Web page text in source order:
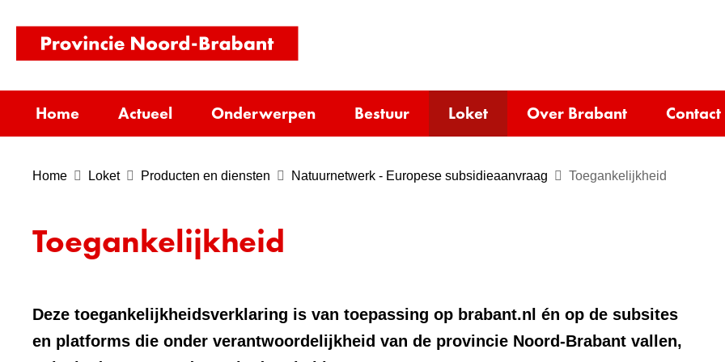
inhoud
homepage)
Home Actueel Onderwerpen Bestuur Loket Over Brabant Contact
Home Loket Producten en diensten Natuurnetwerk - Europese subsidieaanvraag Toegankelijkheid
Toegankelijkheid
Deze toegankelijkheidsverklaring is van toepassing op brabant.nl én op de subsites
en platforms die onder verantwoordelijkheid van de provincie Noord-Brabant vallen,